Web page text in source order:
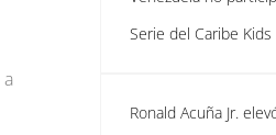
Serie del Caribe
Ronald Acuña Jr.